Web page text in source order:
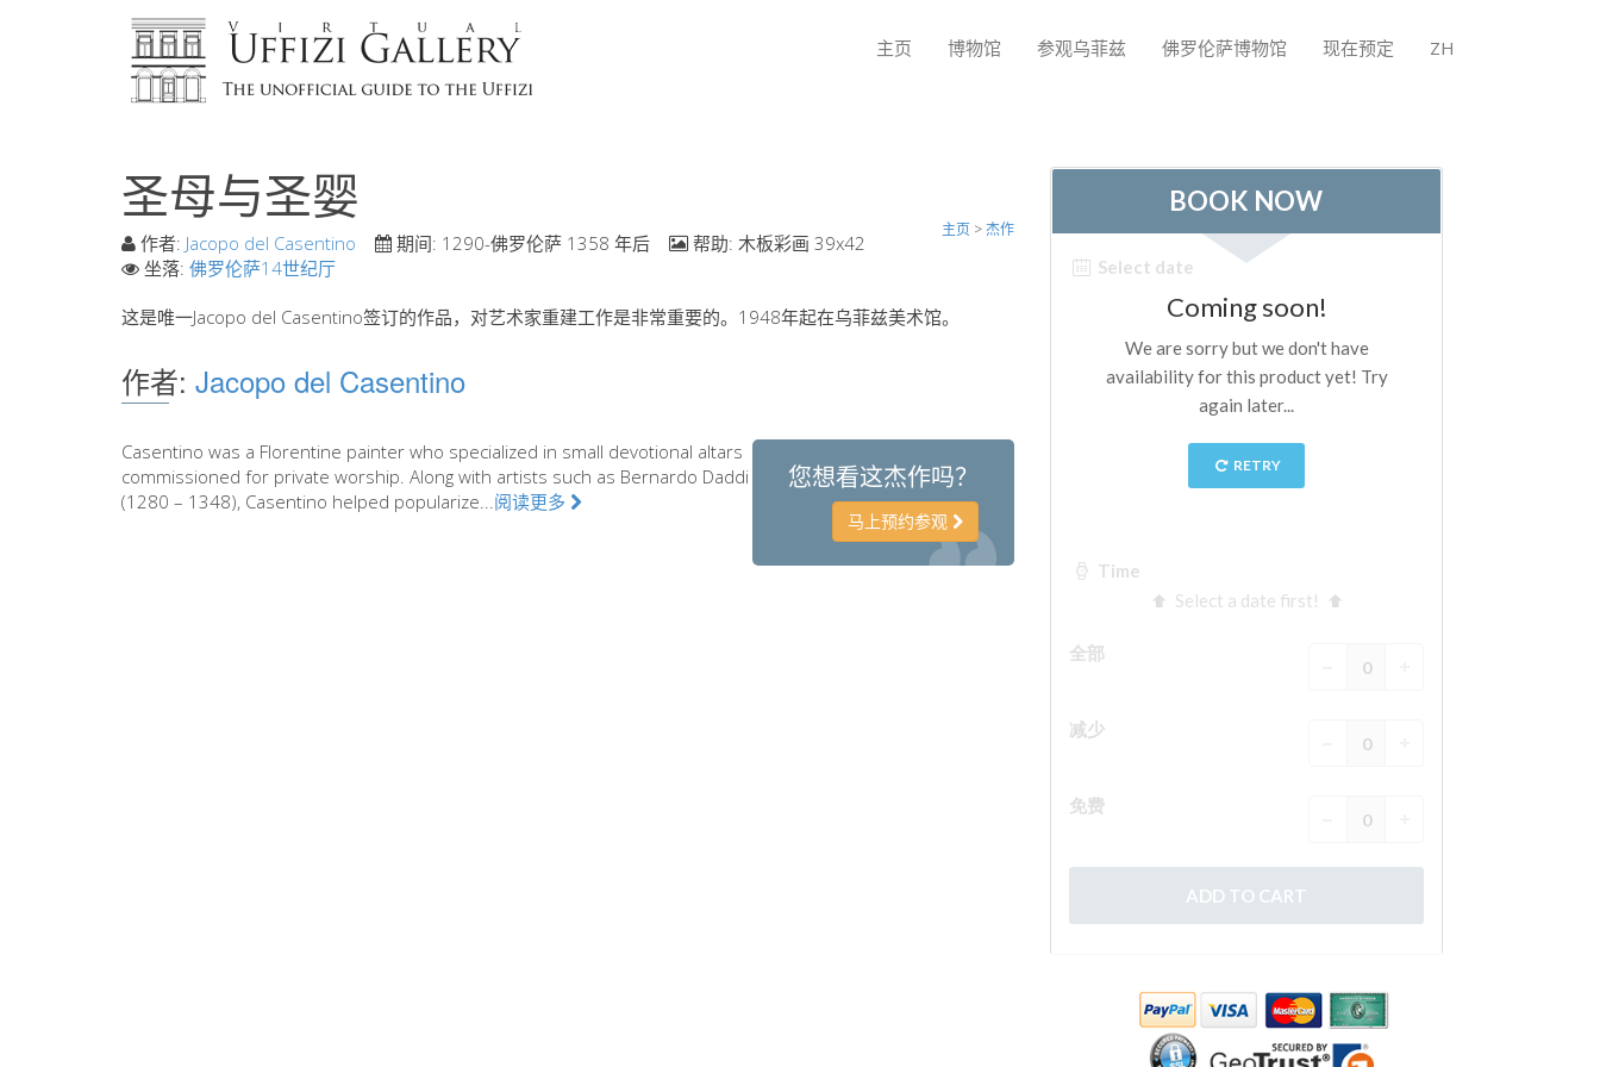
主页 博物馆 参观乌菲兹 佛罗伦萨博物馆 现在预定 ZH
圣母与圣婴
主页 >杰作
作者: Jacopo del Casentino 期间: 1290-佛罗伦萨 1358 年后 帮助: 木板彩画 39x42
坐落: 佛罗伦萨14世纪厅
这是唯一Jacopo del Casentino签订的作品，对艺术家重建工作是非常重要的。1948年起在乌菲兹美术馆。
作者: Jacopo del Casentino
您想看这杰作吗？
马上预约参观
Casentino was a Florentine painter who specialized in small devotional altars
commissioned for private worship. Along with artists such as Bernardo Daddi
(1280 – 1348), Casentino helped popularize...阅读更多